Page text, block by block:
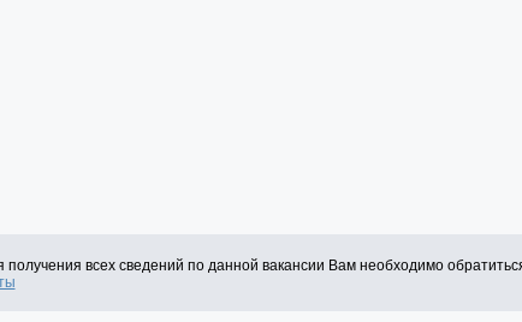
всех сведений по данной вакансии Вам необходимо